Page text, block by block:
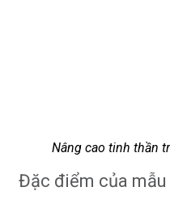
Nâng cao tinh thần
Đặc điểm của